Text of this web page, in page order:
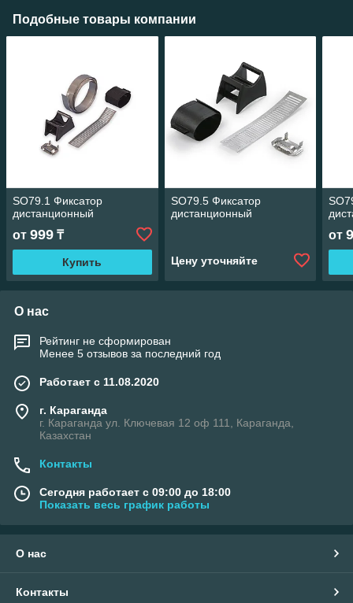
Подобные товары компании
SO79.1 Фиксатор
дистанционный
от 999 ₸
Купить
SO79.5 Фиксатор
дистанционный
Цену уточняйте
от
О нас
Рейтинг не сформирован
Менее 5 отзывов за последний год
Работает с 11.08.2020
г. Караганда
г. Караганда ул. Ключевая 12 оф 111, Караганда,
Казахстан
Контакты
Сегодня работает с 09:00 до 18:00
Показать весь график работы
О нас
Контакты